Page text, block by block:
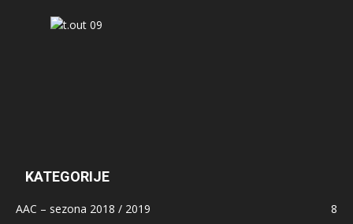
KATEGORIJE
AAC – sezona 2018 / 2019
8